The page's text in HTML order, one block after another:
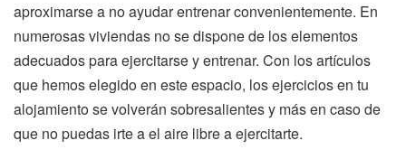
aproximarse a no ayudar entrenar convenientemente. En
numerosas viviendas no se dispone de los elementos
adecuados para ejercitarse y entrenar. Con los artículos
que hemos elegido en este espacio, los ejercicios en tu
alojamiento se volverán sobresalientes y más en caso de
que no puedas irte a el aire libre a ejercitarte.